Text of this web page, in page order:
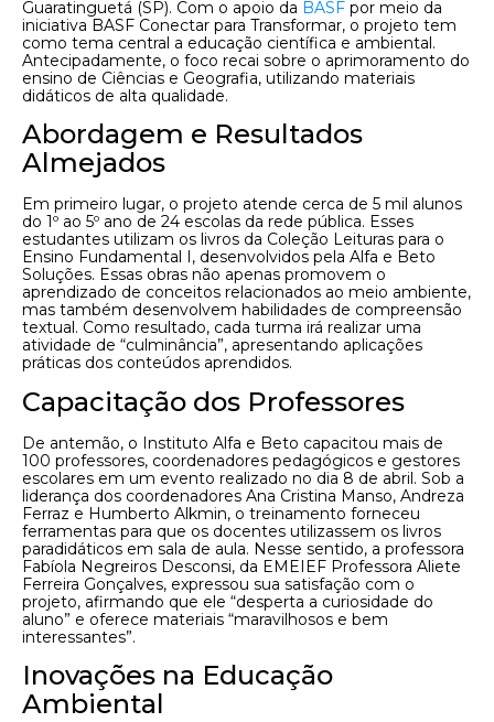
Guaratinguetá (SP). Com o apoio da BASF por meio da
iniciativa BASF Conectar para Transformar, o projeto tem
como tema central a educação científica e ambiental.
Antecipadamente, o foco recai sobre o aprimoramento do
ensino de Ciências e Geografia, utilizando materiais
didáticos de alta qualidade.
Abordagem e Resultados
Almejados
Em primeiro lugar, o projeto atende cerca de 5 mil alunos
do 1º ao 5º ano de 24 escolas da rede pública. Esses
estudantes utilizam os livros da Coleção Leituras para o
Ensino Fundamental I, desenvolvidos pela Alfa e Beto
Soluções. Essas obras não apenas promovem o
aprendizado de conceitos relacionados ao meio ambiente,
mas também desenvolvem habilidades de compreensão
textual. Como resultado, cada turma irá realizar uma
atividade de “culminância”, apresentando aplicações
práticas dos conteúdos aprendidos.
Capacitação dos Professores
De antemão, o Instituto Alfa e Beto capacitou mais de
100 professores, coordenadores pedagógicos e gestores
escolares em um evento realizado no dia 8 de abril. Sob a
liderança dos coordenadores Ana Cristina Manso, Andreza
Ferraz e Humberto Alkmin, o treinamento forneceu
ferramentas para que os docentes utilizassem os livros
paradidáticos em sala de aula. Nesse sentido, a professora
Fabíola Negreiros Desconsi, da EMEIEF Professora Aliete
Ferreira Gonçalves, expressou sua satisfação com o
projeto, afirmando que ele “desperta a curiosidade do
aluno” e oferece materiais “maravilhosos e bem
interessantes”.
Inovações na Educação
Ambiental